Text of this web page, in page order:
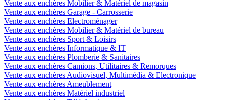
Vente aux enchères Mobilier & Matériel de magasin
Vente aux enchères Garage - Carrosserie
Vente aux enchères Electroménager
Vente aux enchères Mobilier & Matériel de bureau
Vente aux enchères Sport & Loisirs
Vente aux enchères Informatique & IT
Vente aux enchères Plomberie & Sanitaires
Vente aux enchères Camions, Utilitaires & Remorques
Vente aux enchères Audiovisuel, Multimédia & Electronique
Vente aux enchères Ameublement
Vente aux enchères Matériel industriel